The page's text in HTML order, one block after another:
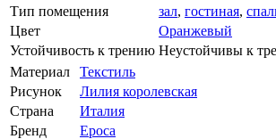
Тип помещения
зал, гостиная,
Цвет
Оранжевый
Устойчивость к трению Неустойчивы к
Материал
Текстиль
Рисунок
Лилия королевская
Страна
Италия
Бренд
Epoca